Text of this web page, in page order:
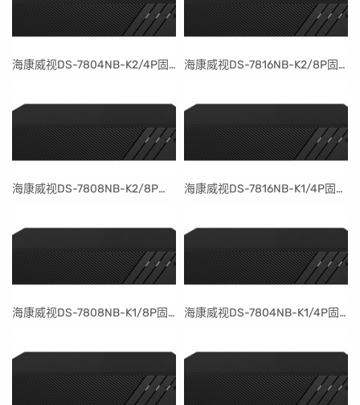
​海康威视DS-7804NB-K2/4P固件升级包V4.30.097build240401 ​海康威视DS-7816NB-K2/8P固件升级包V4.30.097build240401
​海康威视DS-7808NB-K2/8P固件升级包V4.30.097build240401 ​海康威视DS-7816NB-K1/4P固件升级包V4.30.097build240401
​海康威视DS-7808NB-K1/8P固件升级包V4.30.097build240401 ​海康威视DS-7804NB-K1/4P固件升级包V4.30.097build240401